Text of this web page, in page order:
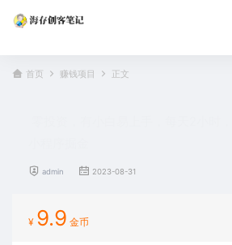
首页 赚钱项目 正文
admin 2023-08-31
¥ 9.9 金币